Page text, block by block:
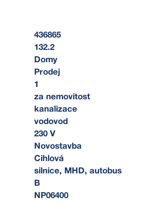
představ (bez kuchyňské linky):
koupelny (vana + sprchový kout,
vytápění (Envis)
(Delap)
vrata do garáže (DoorHan)
obložek
lišty
436865
132.2
Domy
Prodej
1
za nemovitost
kanalizace
vodovod
230 V
Novostavba
Cihlová
silnice, MHD, autobus
B
NP06400